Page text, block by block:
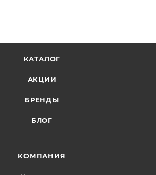
КАТАЛОГ
АКЦИИ
БРЕНДЫ
БЛОГ
КОМПАНИЯ